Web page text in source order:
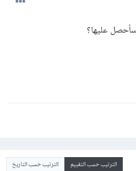
عليها؟
الترتيب حسب التقييم الترتيب حسب التاريخ